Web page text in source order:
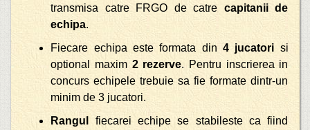
transmisa catre FRGO de catre capitanii de
echipa.
Fiecare echipa este formata din 4 jucatori si
optional maxim 2 rezerve. Pentru inscrierea in
concurs echipele trebuie sa fie formate dintr-un
minim de 3 jucatori.
Rangul
fiecarei echipe se stabileste ca fiind